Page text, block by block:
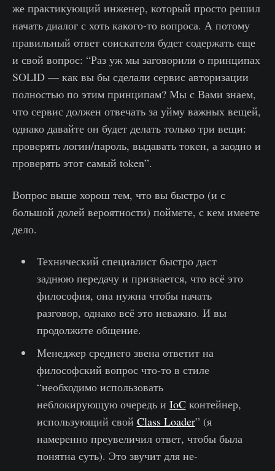
же практикующий инженер, который просто решил
начать диалог с хоть какого-то вопроса. А потому
правильный ответ соискателя будет содержать еще
и свой вопрос: “Раз уж мы заговорили о принципах
SOLID — как вы бы сделали сервис авторизации
полностью по этим принципам? Мы с Вами знаем,
что сервис должен отвечать за уйму важных вещей,
однако давайте он будет делать только три вещи:
проверять логин/пароль, выдавать токен, а заодно и
проверять этот самый token”.
Вопрос выше хорош тем, что вы быстро (и с
большой долей вероятности) поймете, с кем имеете
дело.
Технический специалист быстро даст
заднюю передачу и признается, что всё это
философия, она нужна чтобы начать
разговор, однако всё это неважно. И вы
продолжите общение.
Менеджер среднего звена ответит на
философский вопрос что-то в стиле
“необходимо использовать
неблокирующую очередь и IoCконтейнер,
использующий свой Class Loader” (я
намеренно преувеличил ответ, чтобы была
понятна суть). Это звучит для не-